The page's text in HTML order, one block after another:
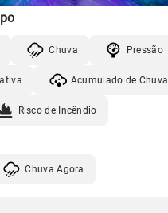
Chuva Pressão
Acumulado de Chuva
Risco de Incêndio
Chuva Agora